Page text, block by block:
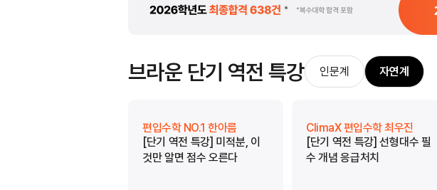
브라운 단기 역전 특강 인문계 자연계
편입수학 NO.1 한아름
[단기 역전 특강] 미적분, 이
것만 알면 점수 오른다
ClimaX 편입수학 최우진
[단기 역전 특강] 선형대수 필
수 개념 응급처치